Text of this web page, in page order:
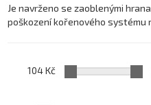
Je navrženo se zaoblenými
poškození kořenového systému
104 Kč